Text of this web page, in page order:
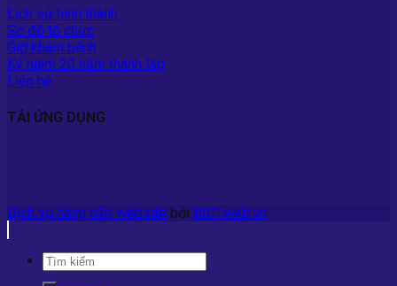
Lịch sử hình thành
Sơ đồ tổ chức
Giờ khám bệnh
Kỷ niệm 20 năm thành lập
Liên hệ
TẢI ỨNG DỤNG
Dịch vụ nâng cấp website bởi BICTweb.vn